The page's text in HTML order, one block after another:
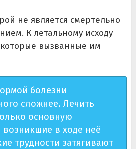
не является смертельно
К летальному исходу
вызванные им
болезни
сложнее. Лечить
основную
в ходе неё
трудности затягивают